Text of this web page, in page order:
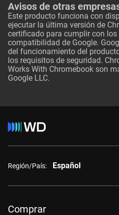
Avisos de otras
Este producto funciona con
ejecutar la última versión de
certificado para cumplir con los
compatibilidad de Google.
del funcionamiento del
los requisitos de seguridad.
Works With Chromebook son
Google LLC.
Región/País: Español
Comprar